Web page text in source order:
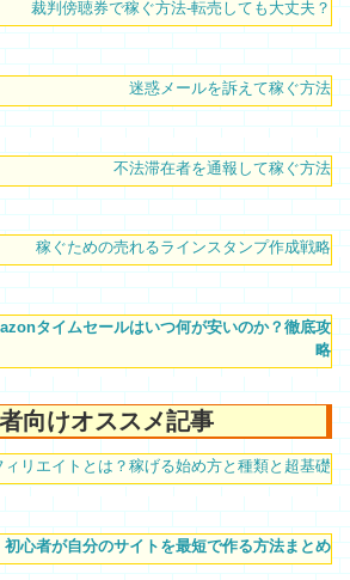
裁判傍聴券で稼ぐ方法-転売しても大丈夫？
迷惑メールを訴えて稼ぐ方法
不法滞在者を通報して稼ぐ方法
稼ぐための売れるラインスタンプ作成戦略
タイムセールはいつ何が安いのか？徹底攻
略
向けオススメ記事
ィリエイトとは？稼げる始め方と種類と超基礎
初心者が自分のサイトを最短で作る方法まとめ